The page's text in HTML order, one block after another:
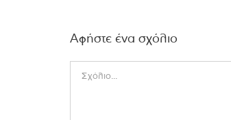
Αφήστε ένα σχόλιο